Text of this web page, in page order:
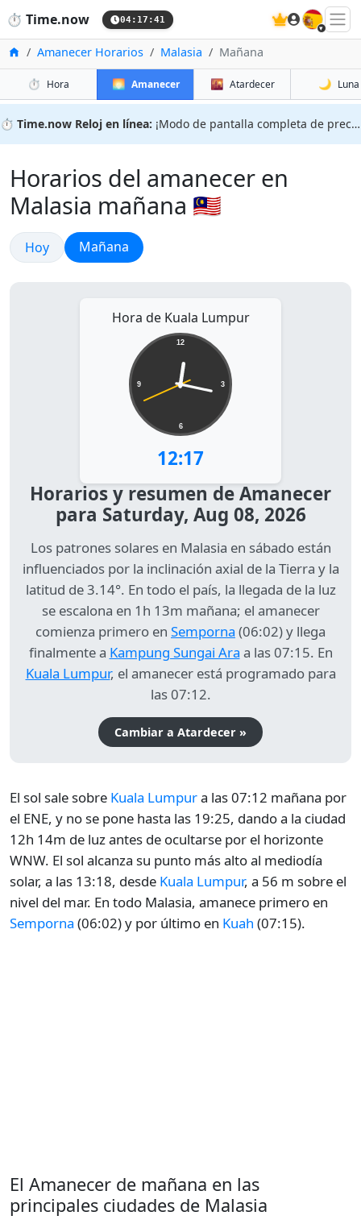
⏱️ Time.now 04:17:42 🇪🇸
InicioAmanecer Horarios Malasia Mañana
⏱️ Hora 🌅 Amanecer 🌇 Atardecer 🌙 Luna
⏱️ Time.now Reloj en línea: ¡Modo de pantalla completa de precisión!
Horarios del amanecer en
Malasia mañana 🇲🇾
Amanecer
Hoy Amanecer
Mañana
Hora de Kuala Lumpur
12
3
6
9
12:17
Horarios y resumen de Amanecer
para Saturday, Aug 08, 2026
Los patrones solares en Malasia en sábado están
influenciados por la inclinación axial de la Tierra y la
latitud de 3.14°. En todo el país, la llegada de la luz
se escalona en 1h 13m mañana; el amanecer
comienza primero en Semporna (06:02) y llega
finalmente a Kampung Sungai Ara a las 07:15. En
Kuala Lumpur, el amanecer está programado para
las 07:12.
Cambiar a Atardecer »
El sol sale sobre Kuala Lumpura las 07:12 mañana por
el ENE, y no se pone hasta las 19:25, dando a la ciudad
12h 14m de luz antes de ocultarse por el horizonte
WNW. El sol alcanza su punto más alto al mediodía
solar, a las 13:18, desde Kuala Lumpur, a 56 m sobre el
nivel del mar. En todo Malasia, amanece primero en
Semporna (06:02) y por último en Kuah (07:15).
El Amanecer de mañana en las
principales ciudades de Malasia